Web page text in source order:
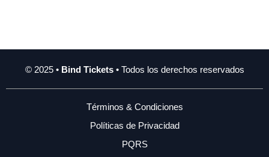
© 2025 • Bind Tickets• Todos los derechos reservados
Términos & Condiciones
Políticas de Privacidad
PQRS